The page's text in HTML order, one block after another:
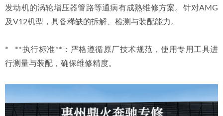
发动机的涡轮增压器管路等通病有成熟维修方案。针对AMG
及V12机型，具备稀缺的拆解、检测与装配能力。
*   **执行标准**：严格遵循原厂技术规范，使用专用工具进
行测量与装配，确保维修精度。